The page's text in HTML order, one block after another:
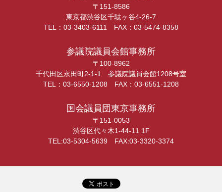
〒151-8586
東京都渋谷区千駄ヶ谷4-26-7
TEL：03-3403-6111 FAX：03-5474-8358
参議院議員会館事務所
〒100-8962
千代田区永田町2-1-1 参議院議員会館1208号室
TEL：03-6550-1208 FAX：03-6551-1208
国会議員団東京事務所
〒151-0053
渋谷区代々木1-44-11 1F
TEL:03-5304-5639 FAX:03-3320-3374